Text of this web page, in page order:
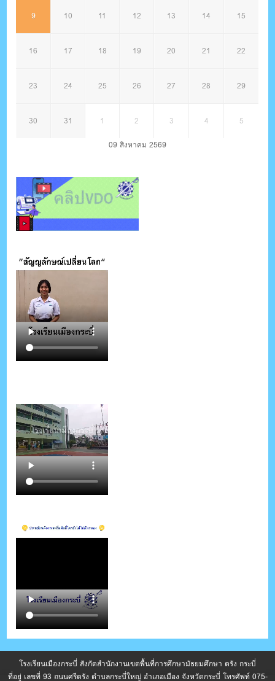
9 10 11 12 13 14 15
16 17 18 19 20 21 22
23 24 25 26 27 28 29
30 31 1 2 3 4 5
09 สิงหาคม 2569
โรงเรียนเมืองกระบี่ สังกัดสำนักงานเขตพื้นที่การศึกษามัธยมศึกษา ตรัง กระบี่
ที่อยู่ เลขที่ 93 ถนนศรีตรัง ตำบลกระบี่ใหญ่ อำเภอเมือง จังหวัดกระบี่ โทรศัพท์ 075-